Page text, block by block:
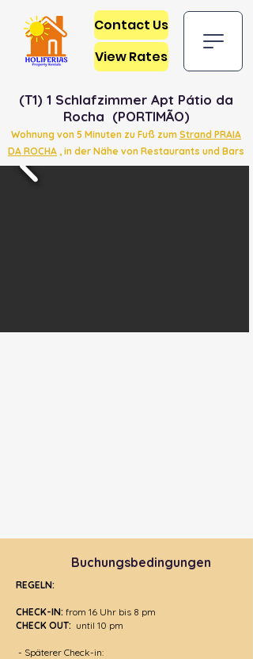
Contact Us
View Rates
(T1) 1 Schlafzimmer Apt Pátio da
Rocha (PORTIMÃO)
Wohnung von 5 Minuten zu Fuß zum Strand PRAIA
DA ROCHA , in der Nähe von Restaurants und Bars
Buchungsbedingungen
REGELN:
CHECK-IN: from 16 Uhr bis 8 pm
CHECK OUT: until 10 pm
- Späterer Check-in: